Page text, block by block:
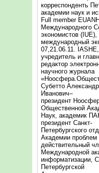
корреспонденть
академии наук и
Full member
Международного
экономистов (IUE),
международный
07,21.06.11.
учредитель и
редактор
научного журнала
Субетто Александр
Иванович–
президент
Общественной
Наук, академик
президент Санкт-
Петербургского
Академии проблем
действительный
Международной
информатизации,
Петербургской